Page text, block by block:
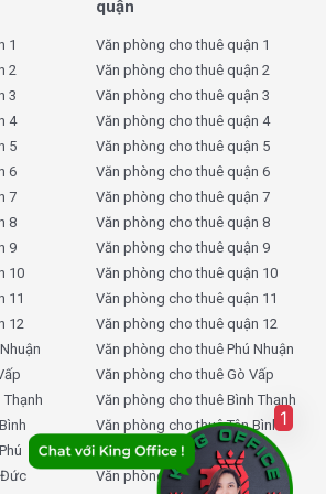
thiết bị PVB Building hiện đại –
trọng lớn, vận hành êm ái, được
thiểu thời gian chờ đợi.
hòa âm trần trung tâm, tiết kiệm
chỉnh theo từng phân khu trong văn
dự phòng công suất lớn, tự động
khi mất điện, đảm bảo hoạt động
đạt chuẩn quốc gia, gồm báo cháy
sprinkler, bình chữa cháy, lối thoát
chỉ dẫn dạ quang.
lắp đặt tại mọi khu vực công
sát hiệu quả, nâng cao an ninh cho
cho kết nối mạng – internet –
doanh nghiệp nhanh chóng thiết lập
1
2
3
4
5
6
7
8
9
10
11
12
Đức
quận
Văn phòng cho thuê quận 1
Văn phòng cho thuê quận 2
Văn phòng cho thuê quận 3
Văn phòng cho thuê quận 4
Văn phòng cho thuê quận 5
Văn phòng cho thuê quận 6
Văn phòng cho thuê quận 7
Văn phòng cho thuê quận 8
Văn phòng cho thuê quận 9
Văn phòng cho thuê quận 10
Văn phòng cho thuê quận 11
Văn phòng cho thuê quận 12
Văn phòng cho thuê Phú Nhuận
Văn phòng cho thuê Gò Vấp
Văn phòng cho thuê Bình Thạnh
Văn phòng cho thuê Tân Bình
Văn phòng cho thuê Tân Phú
Văn phòng cho thuê Thủ Đức
1